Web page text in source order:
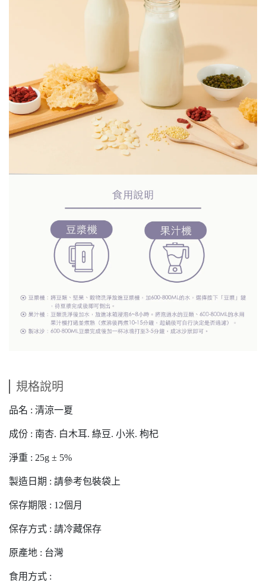
規格說明
品名 : 清涼一夏
成份 : 南杏. 白木耳. 綠豆. 小米. 枸杞
淨重 : 25g ± 5%
製造日期 : 請參考包裝袋上
保存期限 : 12個月
保存方式 : 請冷藏保存
原產地 : 台灣
食用方式 :